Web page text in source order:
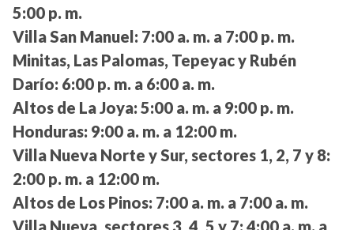
5:00 p. m.
Villa San Manuel: 7:00 a. m. a 7:00 p. m.
Minitas, Las Palomas, Tepeyac y Rubén
Darío: 6:00 p. m. a 6:00 a. m.
Altos de La Joya: 5:00 a. m. a 9:00 p. m.
Honduras: 9:00 a. m. a 12:00 m.
Villa Nueva Norte y Sur, sectores 1, 2, 7 y 8:
2:00 p. m. a 12:00 m.
Altos de Los Pinos: 7:00 a. m. a 7:00 a. m.